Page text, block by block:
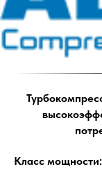
Класс